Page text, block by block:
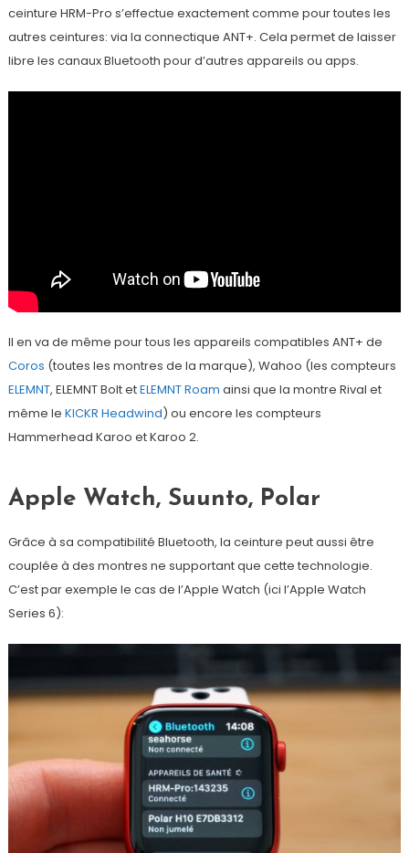
ceinture HRM-Pro s’effectue exactement comme pour toutes les
autres ceintures: via la connectique ANT+. Cela permet de laisser
libre les canaux Bluetooth pour d’autres appareils ou apps.
Il en va de même pour tous les appareils compatibles ANT+ de
Coros (toutes les montres de la marque), Wahoo (les compteurs
ELEMNT, ELEMNT Bolt etELEMNT Roam ainsi que la montre Rival et
même le KICKR Headwind) ou encore les compteurs
Hammerhead Karoo et Karoo 2.
Apple Watch, Suunto, Polar
Grâce à sa compatibilité Bluetooth, la ceinture peut aussi être
couplée à des montres ne supportant que cette technologie.
C’est par exemple le cas de l’Apple Watch (ici l’Apple Watch
Series 6):